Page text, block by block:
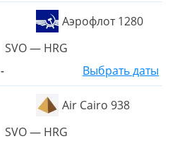
Аэрофлот 1280
SVO — HRG
-
Выбрать даты
Air Cairo 938
SVO — HRG